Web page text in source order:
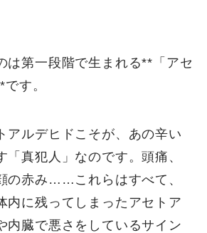
は第一段階で生まれる**「アセ
す。
アルデヒドこそが、あの辛い
「真犯人」なのです。頭痛、
の赤み……これらはすべて、
内に残ってしまったアセトア
内臓で悪さをしているサイン